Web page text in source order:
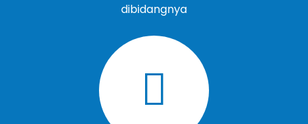
dibidangnya